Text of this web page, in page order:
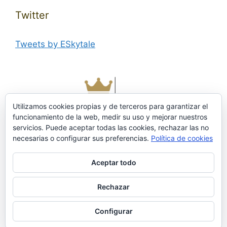
Twitter
Tweets by ESkytale
© 2026 © Editorial Skytale
GeneratePress
Utilizamos cookies propias y de terceros para garantizar el
funcionamiento de la web, medir su uso y mejorar nuestros
servicios. Puede aceptar todas las cookies, rechazar las no
necesarias o configurar sus preferencias. Política de cookies
Aceptar todo
Rechazar
Configurar